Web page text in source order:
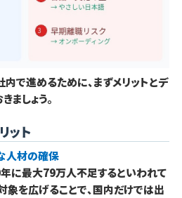
で進めるために、まずメリットとデ
ましょう。
ット
人材の確保
に最大79万人不足するといわれて
象を広げることで、国内だけでは出